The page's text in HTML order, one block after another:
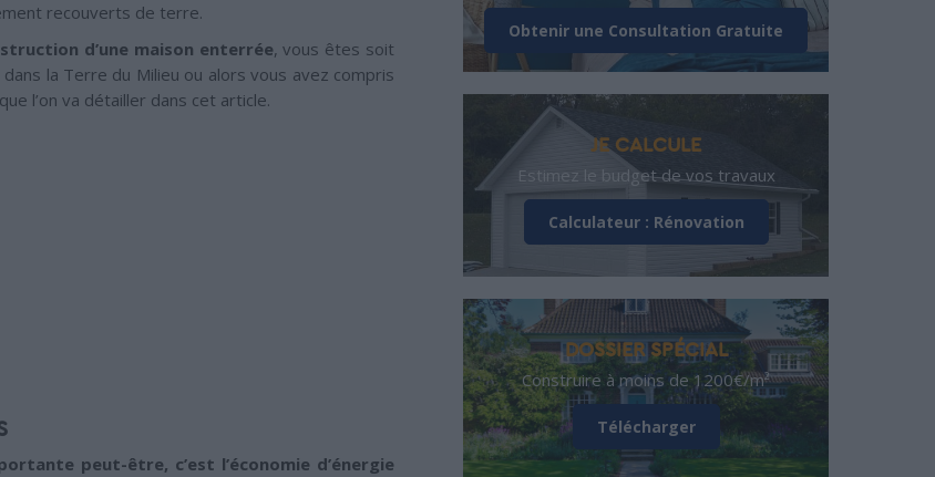
recouverts de terre.
d’une maison enterrée, vous êtes soit
la Terre du Milieu ou alors vous avez compris
l’on va détailler dans cet article.
peut-être, c’est l’économie d’énergie
Obtenir une Consultation Gratuite
JE CALCULE
Estimez le budget de vos travaux
Calculateur : Rénovation
DOSSIER SPÉCIAL
Construire à moins de 1200€/m²
Télécharger